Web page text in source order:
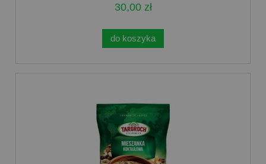
30,00 zł
do koszyka